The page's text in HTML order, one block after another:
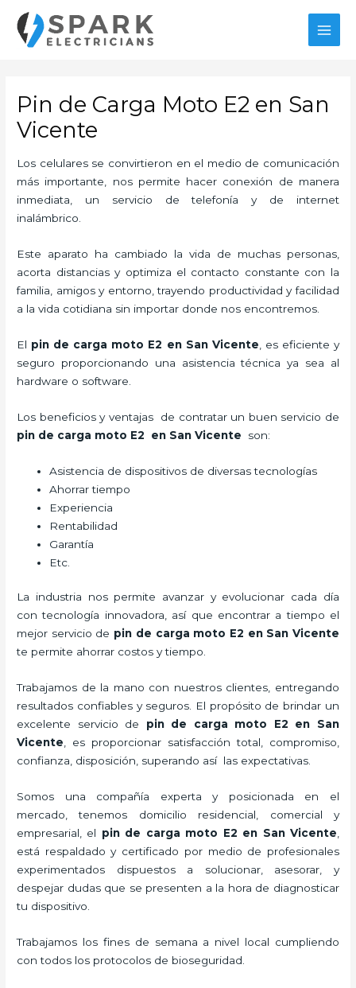
contenido
Pin de Carga Moto E2 en San
Vicente
Los celulares se convirtieron en el medio de comunicación
más importante, nos permite hacer conexión de manera
inmediata, un servicio de telefonía y de internet
inalámbrico.
Este aparato ha cambiado la vida de muchas personas,
acorta distancias y optimiza el contacto constante con la
familia, amigos y entorno, trayendo productividad y facilidad
a la vida cotidiana sin importar donde nos encontremos.
El pin de carga moto E2 en San Vicente , es eficiente y
seguro proporcionando una asistencia técnica ya sea al
hardware o software.
Los beneficios y ventajas de contratar un buen servicio de
pin de carga moto E2
en San Vicente son:
Asistencia de dispositivos de diversas tecnologías
Ahorrar tiempo
Experiencia
Rentabilidad
Garantía
Etc.
La industria nos permite avanzar y evolucionar cada día
con tecnología innovadora, así que encontrar a tiempo el
mejor servicio de pin de carga moto E2 en San Vicente
te permite ahorrar costos y tiempo.
Trabajamos de la mano con nuestros clientes, entregando
resultados confiables y seguros. El propósito de brindar un
excelente servicio de pin de carga moto E2 en San
Vicente , es proporcionar satisfacción total, compromiso,
confianza, disposición, superando así las expectativas.
Somos una compañía experta y posicionada en el
mercado, tenemos domicilio residencial, comercial y
empresarial, el pin de carga moto E2 en San Vicente
está respaldado y certificado por medio de profesionales
experimentados dispuestos a solucionar, asesorar, y
despejar dudas que se presenten a la hora de diagnosticar
tu dispositivo.
Trabajamos los fines de semana a nivel local cumpliendo
con todos los protocolos de bioseguridad.